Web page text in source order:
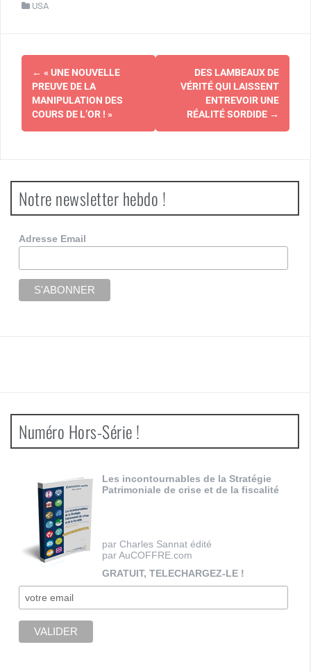
USA
Navigation
d'article
← « UNE NOUVELLE
PREUVE DE LA
MANIPULATION DES
COURS DE L’OR ! »
DES LAMBEAUX DE
VÉRITÉ QUI LAISSENT
ENTREVOIR UNE
RÉALITÉ SORDIDE →
Notre newsletter hebdo !
Adresse Email
Numéro Hors-Série !
Les incontournables de la Stratégie
Patrimoniale de crise et de la fiscalité
par Charles Sannat édité
par AuCOFFRE.com
GRATUIT, TELECHARGEZ-LE !